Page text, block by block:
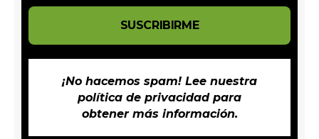
¡No hacemos spam! Lee nuestra
política de privacidadpara
obtener más información.